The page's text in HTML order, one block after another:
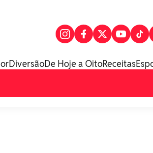
DiversãoDe Hoje a OitoReceitas